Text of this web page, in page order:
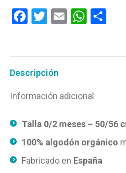
cantidadFacebook
Twitter
Email
Descripción
Información adicional
Talla 0/2 meses – 50/56
100% algodón orgánico
Fabricado en España